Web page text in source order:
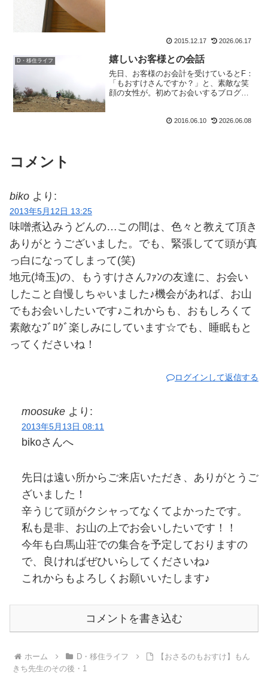
2015.12.17 2026.06.17
D・移住ライフ 嬉しいお客様との会話
先日、お客様のお会計を受けているとF：
「もおすけさんですか？」と、素敵な笑
顔の女性が。初めてお会いするブログ読
ぐ。も：「あ、彼女がみゆきんぐです♪」
2016.06.10 2026.06.08
コメント
biko より:
2013年5月12日 13:25
味噌煮込みうどんの…この間は、色々と教えて頂き
ありがとうございました。でも、緊張してて頭が真
っ白になってしまって(笑)
地元(埼玉)の、もうすけさんﾌｧﾝの友達に、お会い
したこと自慢しちゃいました♪機会があれば、お山
でもお会いしたいです♪これからも、おもしろくて
素敵なﾌﾞﾛｸﾞ楽しみにしています☆でも、睡眠もと
ってくださいね！
ログインして返信する
moosuke より:
2013年5月13日 08:11
bikoさんへ
先日は遠い所からご来店いただき、ありがとうご
ざいました！
辛うじて頭がクシャってなくてよかったです。
私も是非、お山の上でお会いしたいです！！
今年も白馬山荘での集合を予定しておりますの
で、良ければぜひいらしてくださいね♪
これからもよろしくお願いいたします♪
コメントを書き込む
ホーム D・移住ライフ
【おさるのもおすけ】もん
きち先生のその後・1